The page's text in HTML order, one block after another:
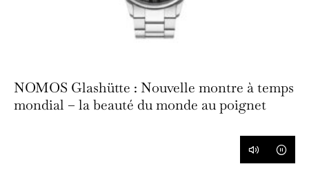
NOMOS Glashütte : Nouvelle montre à temps
mondial – la beauté du monde au poignet